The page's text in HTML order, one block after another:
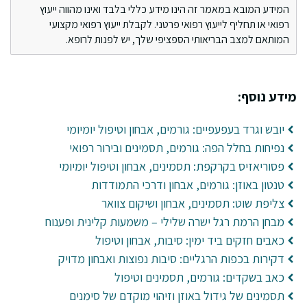
המידע המובא במאמר זה הינו מידע כללי בלבד ואינו מהווה ייעוץ
רפואי או תחליף לייעוץ רפואי פרטני. לקבלת ייעוץ רפואי מקצועי
המותאם למצב הבריאותי הספציפי שלך, יש לפנות לרופא.
מידע נוסף:
יובש וגרד בעפעפיים: גורמים, אבחון וטיפול יומיומי
נפיחות בחלל הפה: גורמים, תסמינים ובירור רפואי
פסוריאזיס בקרקפת: תסמינים, אבחון וטיפול יומיומי
טנטון באוזן: גורמים, אבחון ודרכי התמודדות
צליפת שוט: תסמינים, אבחון ושיקום צוואר
מבחן הרמת רגל ישרה שלילי – משמעות קלינית ופענוח
כאבים חזקים ביד ימין: סיבות, אבחון וטיפול
דקירות בכפות הרגליים: סיבות נפוצות ואבחון מדויק
כאב בשקדים: גורמים, תסמינים וטיפול
תסמינים של גידול באוזן וזיהוי מוקדם של סימנים